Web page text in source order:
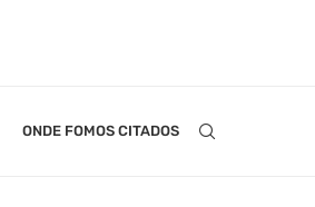
ONDE FOMOS CITADOS